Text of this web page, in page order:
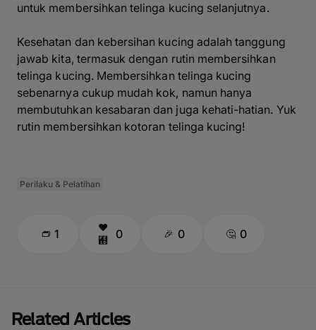
untuk membersihkan telinga kucing selanjutnya.
Kesehatan dan kebersihan kucing adalah tanggung
jawab kita, termasuk dengan rutin membersihkan
telinga kucing. Membersihkan telinga kucing
sebenarnya cukup mudah kok, namun hanya
membutuhkan kesabaran dan juga kehati-hatian. Yuk
rutin membersihkan kotoran telinga kucing!
Perilaku & Pelatihan
1 0 0 0
Related Articles